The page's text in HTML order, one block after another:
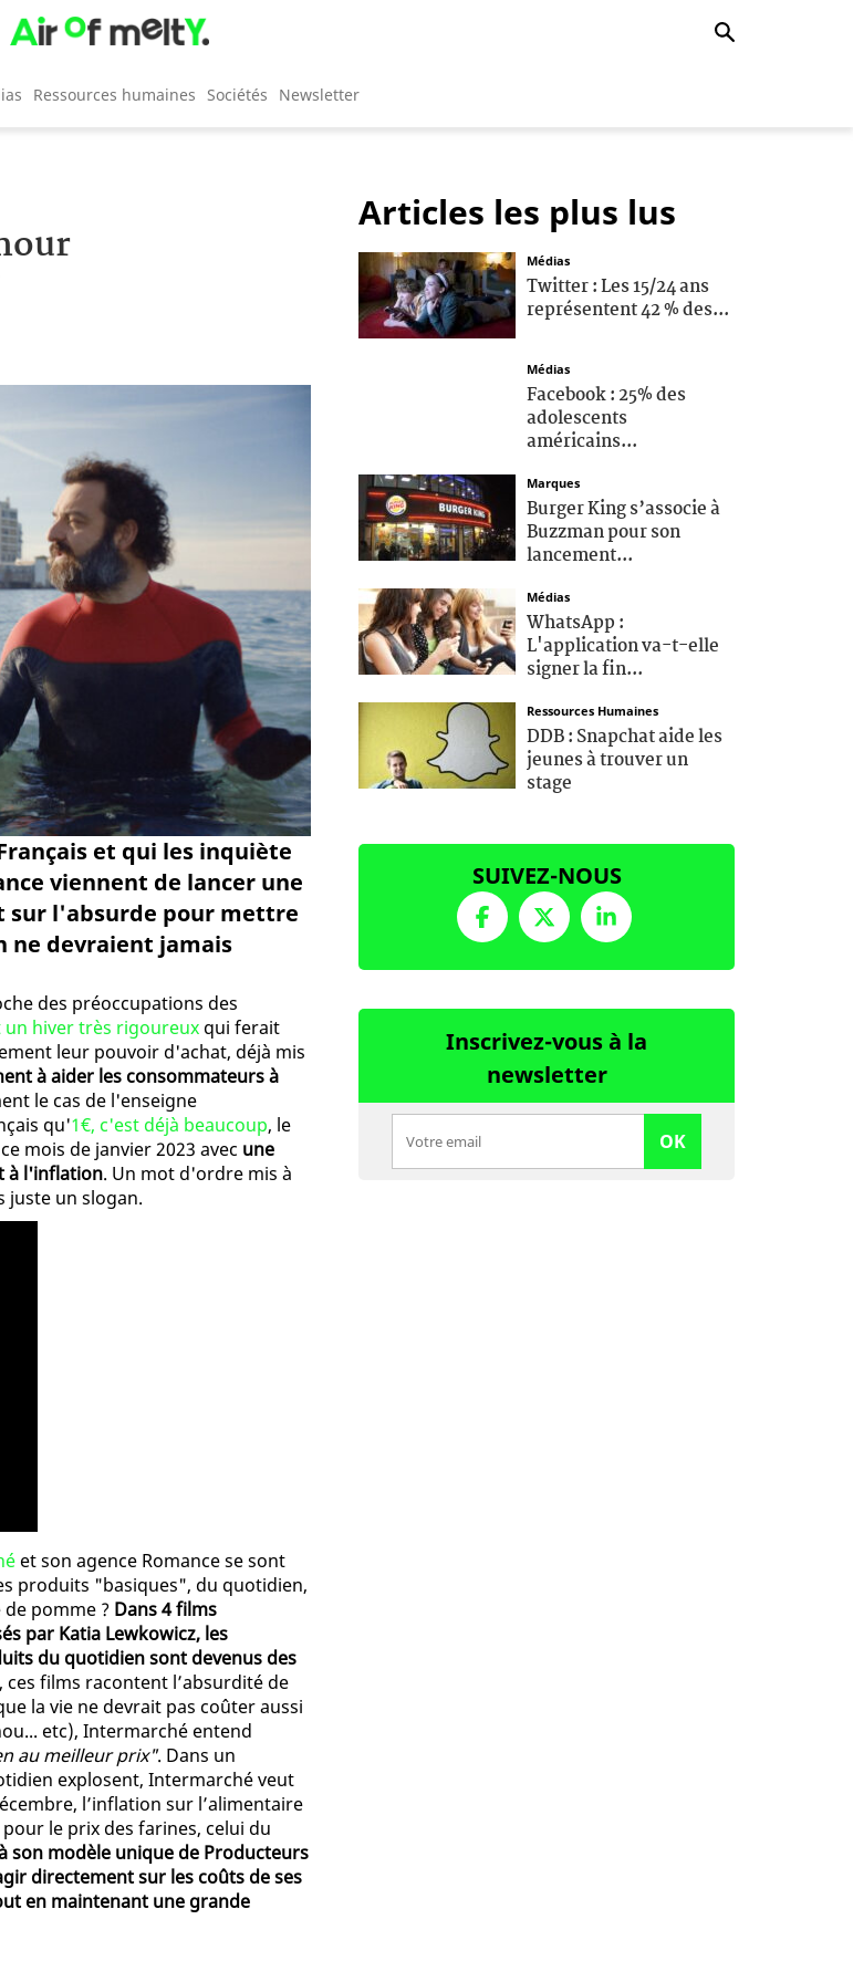
Ressources humaines Sociétés Newsletter
et qui les inquiète
viennent de lancer une
sur l'absurde pour mettre
ne devraient jamais
des préoccupations des
hiver très rigoureux qui ferait
leur pouvoir d'achat, déjà mis
à aider les consommateurs à
le cas de l'enseigne
qu'1€, c'est déjà beaucoup, le
mois de janvier 2023 avec une
à l'inflation. Un mot d'ordre mis à
juste un slogan.
et son agence Romance se sont
produits "basiques", du quotidien,
pomme ? Dans 4 films
par Katia Lewkowicz, les
du quotidien sont devenus des
films racontent l’absurdité de
la vie ne devrait pas coûter aussi
etc), Intermarché entend
au meilleur prix". Dans un
explosent, Intermarché veut
l’inflation sur l’alimentaire
pour le prix des farines, celui du
son modèle unique de Producteurs
directement sur les coûts de ses
en maintenant une grande
Articles les plus lus
Médias
Twitter : Les 15/24 ans
représentent 42 % des...
Médias
Facebook : 25% des
adolescents
américains...
Marques
Burger King s’associe à
Buzzman pour son
lancement...
Médias
WhatsApp :
L'application va-t-elle
signer la fin...
Ressources Humaines
DDB : Snapchat aide les
jeunes à trouver un
stage
SUIVEZ-NOUS
Inscrivez-vous à la
newsletter
OK